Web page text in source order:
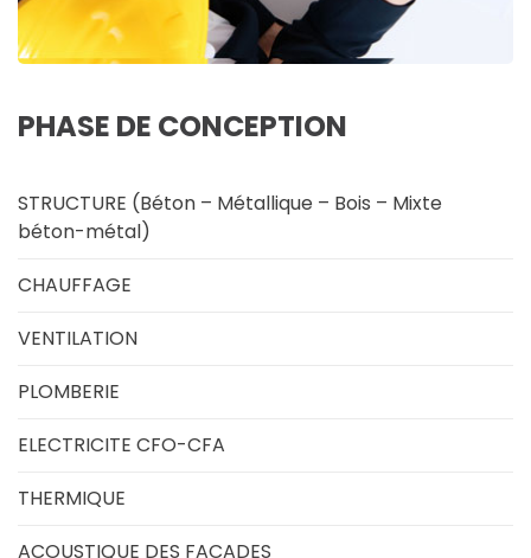
PHASE DE CONCEPTION
STRUCTURE (Béton – Métallique – Bois – Mixte
béton-métal)
CHAUFFAGE
VENTILATION
PLOMBERIE
ELECTRICITE CFO-CFA
THERMIQUE
ACOUSTIQUE DES FACADES